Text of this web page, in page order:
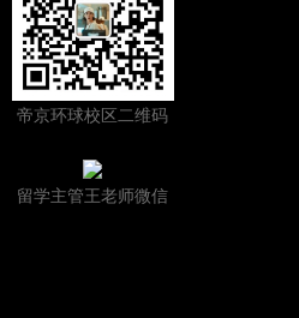
帝京环球校区二维码
留学主管王老师微信